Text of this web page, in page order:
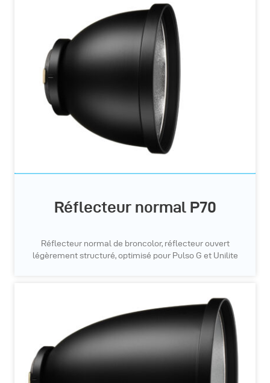
Réflecteur normal P70
Réflecteur normal de broncolor, réflecteur ouvert
légèrement structuré, optimisé pour Pulso G et Unilite